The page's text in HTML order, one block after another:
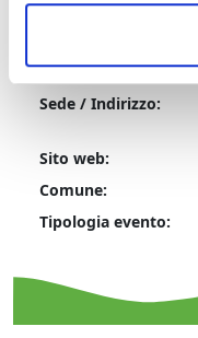
Comprensorio:
Sede / Indirizzo:
Sito web:
Comune:
Tipologia evento: